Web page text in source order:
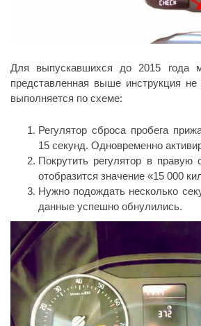
Для выпускавшихся до 2015 года
представленная выше инструкция
выполняется по схеме:
Регулятор сброса пробега
15 секунд. Одновременно
Покрутить регулятор в правую
отобразится значение «15 000
Нужно подождать несколько
данные успешно обнулились.